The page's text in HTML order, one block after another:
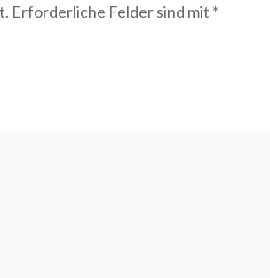
Erforderliche Felder sind mit *